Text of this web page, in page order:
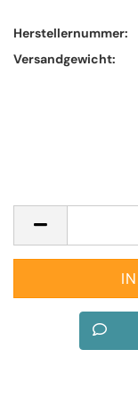
Herstellernummer:
Versandgewicht: